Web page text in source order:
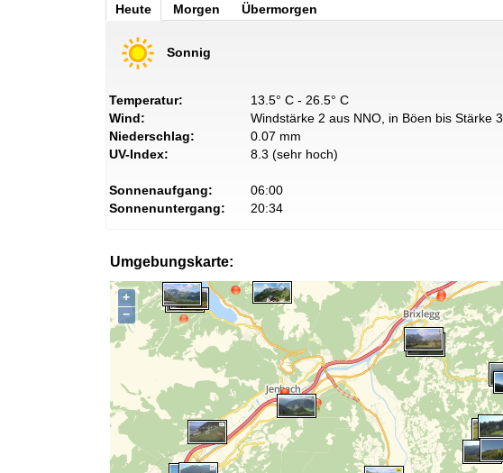
Heute Morgen Übermorgen
Sonnig
Temperatur:
13.5° C - 26.5° C
Wind:
Windstärke 2 aus NNO, in Böen bis Stärke 3
Niederschlag:
0.07 mm
UV-Index:
8.3 (sehr hoch)
Sonnenaufgang:
06:00
Sonnenuntergang:
20:34
Umgebungskarte:
+
−